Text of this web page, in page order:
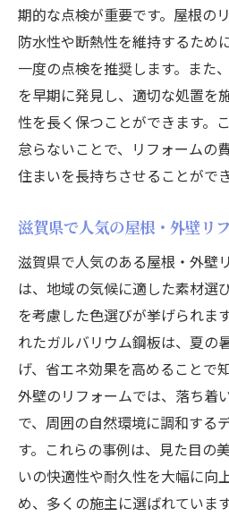
期的な点検が重要です。屋根の
防水性や断熱性を維持するため
一度の点検を推奨します。また
を早期に発見し、適切な処置を
性を長く保つことができます。
怠らないことで、リフォームの
住まいを長持ちさせることがで
滋賀県で人気の屋根・外壁リ
滋賀県で人気のある屋根・外壁
は、地域の気候に適した素材選
を考慮した色選びが挙げられま
れたガルバリウム鋼板は、夏の
げ、省エネ効果を高めることで
外壁のリフォームでは、落ち着
で、周囲の自然環境に調和する
す。これらの事例は、見た目の
いの快適性や耐久性を大幅に向
め、多くの施主に選ばれていま